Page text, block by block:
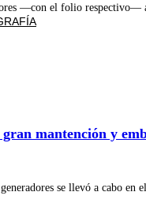
—con el folio respectivo—
mantención y
se llevó a cabo en